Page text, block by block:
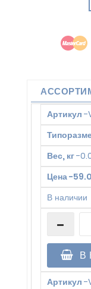
Артикул -
Вес, кг-
Цена-
В наличии
В
Артикул -